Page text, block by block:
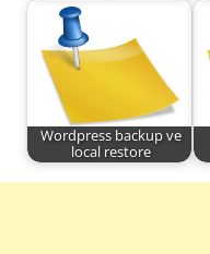
Wordpress backup ve
local restore